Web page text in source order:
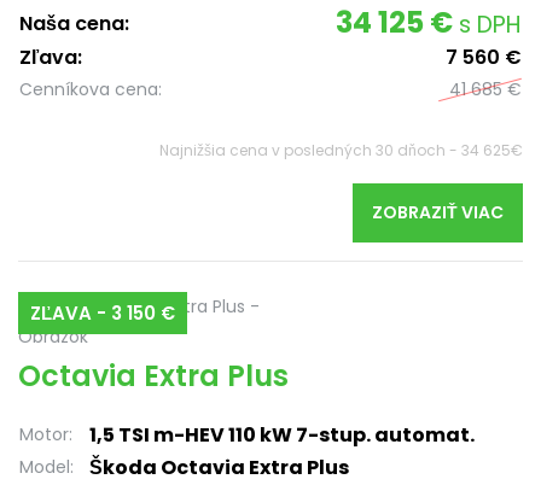
Naša cena: 34 125 € s DPH
Zľava: 7 560 €
Cenníkova cena: 41 685 €
Najnižšia cena v posledných 30 dňoch - 34 625€
ZOBRAZIŤ VIAC
ZĽAVA - 3 150 €
Octavia Extra Plus
Motor: 1,5 TSI m-HEV 110 kW 7-stup. automat.
Model: Škoda Octavia Extra Plus